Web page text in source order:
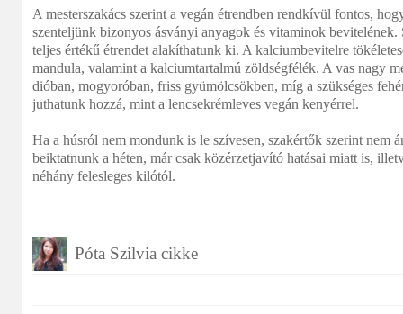
A mesterszakács szerint a vegán étrendben rendkívül fontos,
szenteljünk bizonyos ásványi anyagok és vitaminok bevitelének.
teljes értékű étrendet alakíthatunk ki. A kalciumbevitelre
mandula, valamint a kalciumtartalmú zöldségfélék. A vas nagy
dióban, mogyoróban, friss gyümölcsökben, míg a szükséges
juthatunk hozzá, mint a lencsekrémleves vegán kenyérrel.
Ha a húsról nem mondunk is le szívesen, szakértők szerint nem
beiktatnunk a héten, már csak közérzetjavító hatásai miatt is,
néhány felesleges kilótól.
Póta Szilvia cikke